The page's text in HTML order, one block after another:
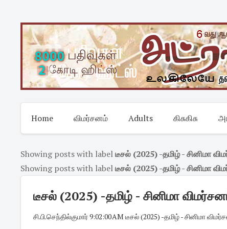
content
Home விமர்சனம் Adults கிசுகிசு
Showing posts with labelடீசல் (2025) -தமிழ் - சினிமா
Showing posts with labelடீசல் (2025) -தமிழ் - சினிமா
டீசல் (2025) -தமிழ் - சினிமா
சி.பி.செந்தில்குமார்·9:02:00 AM ·டீசல் (2025) -தமிழ் - சினிமா